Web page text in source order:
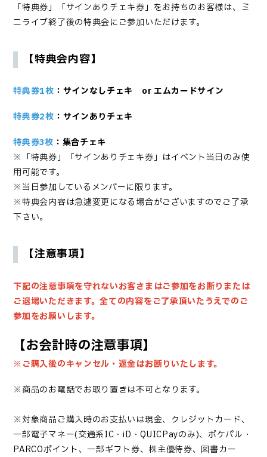
「特典券」「サインありチェキ券」をお持ちのお客様は、ミ
ニライブ終了後の特典会にご参加いただけます。
【特典会内容】
特典券1枚 ：サインなしチェキ or エムカードサイン
特典券2枚 ：サインありチェキ
特典券3枚 ：集合チェキ
※「特典券」「サインありチェキ券」はイベント当日のみ使
用可能です。
※当日参加しているメンバーに限ります。
※特典会内容は急遽変更になる場合がございますのでご了承
下さい。
【注意事項】
下記の注意事項を守れないお客さまはご参加をお断りまたは
ご退場いただきます。全ての内容をご了承頂いたうえでのご
参加をお願いします。
【お会計時の注意事項】
※ご購入後のキャンセル・返金はお断りいたします。
※商品のお電話でお取り置きは不可となります。
※対象商品ご購入時のお支払いは現金、クレジットカード、
一部電子マネー(交通系IC・iD・QUICPayのみ)、ポケパル・
PARCOポイント、一部ギフト券、株主優待券、図書カー